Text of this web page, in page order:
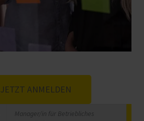
JETZT ANMELDEN
Manager/in für Betriebliches